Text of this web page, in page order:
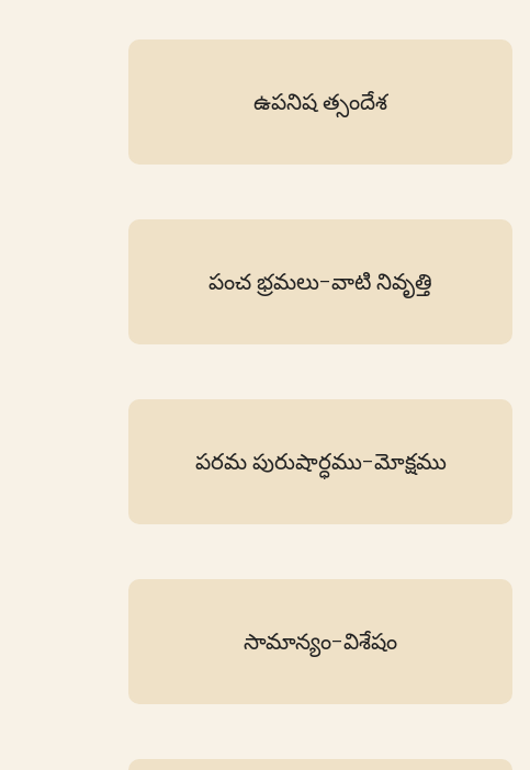
ఉపనిష త్సందేశ
పంచ భ్రమలు-వాటి నివృత్తి
పరమ పురుషార్ధము-మోక్షము
సామాన్యం-విశేషం